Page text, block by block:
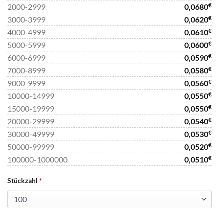
2000-2999 0,0680€
3000-3999 0,0620€
4000-4999 0,0610€
5000-5999 0,0600€
6000-6999 0,0590€
7000-8999 0,0580€
9000-9999 0,0560€
10000-14999 0,0550€
15000-19999 0,0550€
20000-29999 0,0540€
30000-49999 0,0530€
50000-99999 0,0520€
100000-1000000 0,0510€
Stückzahl *